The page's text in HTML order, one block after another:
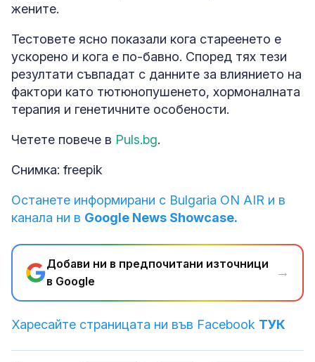
жените.
Тестовете ясно показали кога стареенето е
ускорено и кога е по-бавно. Според тях тези
резултати съвпадат с данните за влиянието на
фактори като тютюнопушенето, хормоналната
терапия и генетичните особености.
Четете повече в Puls.bg.
Снимка: freepik
Останете информирани с Bulgaria ON AIR и в
канала ни в Google News Showcase.
Добави ни в предпочитани източници
в Google
→
Харесайте страницата ни във Facebook ТУК